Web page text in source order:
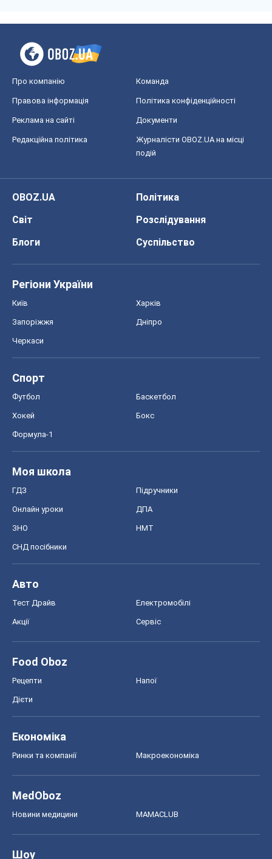
Про компанію Команда
Правова інформація Політика конфіденційності
Реклама на сайті Документи
Редакційна політика
Журналісти OBOZ.UA на місці
подій
OBOZ.UA
Політика
Світ
Розслідування
Блоги
Суспільство
Регіони України
Київ Харків
Запоріжжя Дніпро
Черкаси
Спорт
Футбол Баскетбол
Хокей Бокс
Формула-1
Моя школа
ГДЗ Підручники
Онлайн уроки ДПА
ЗНО НМТ
СНД посібники
Авто
Тест Драйв Електромобілі
Акції Сервіс
Food Oboz
Рецепти Напої
Дієти
Економіка
Ринки та компанії Макроекономіка
MedOboz
Новини медицини MAMACLUB
Шоу